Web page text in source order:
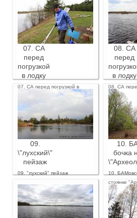
07. СА
перед
погрузкой
в лодку
07. СА перед погрузкой в
08. СА
перед
в лодку
08. СА
лодку
09.
\"лухский\"
пейзаж
09. "лухский" пейзаж
10.
бочка
10.
стоянке